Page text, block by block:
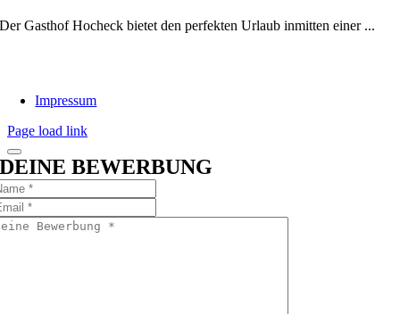
Der Gasthof Hocheck bietet den perfekten Urlaub inmitten einer ...
Impressum
Page load link
DEINE BEWERBUNG